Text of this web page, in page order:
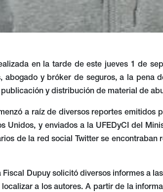
en la tarde de este jueves 1 de
abogado y bróker de seguros, a la pena
y distribución de material de
a raíz de diversos reportes emitidos
Unidos, y enviados a la UFEDyCI del
de la red social Twitter se
Fiscal Dupuy solicitó diversos informes a
a los autores. A partir de la